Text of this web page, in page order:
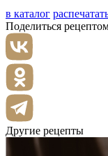
в каталог
Поделиться
Другие рецепты